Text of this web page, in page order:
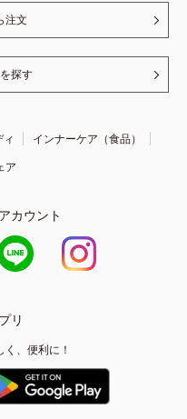
注文
探す
インナーケア（食品）
ア
カウント
リ
、便利に！